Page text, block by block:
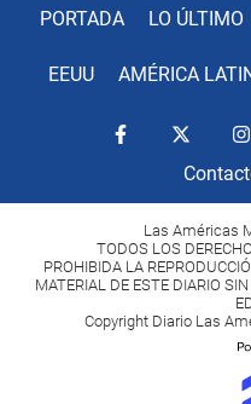
PORTADA LO ÚLTIMO
EEUU AMÉRICA
Las Américas
TODOS LOS
PROHIBIDA LA
MATERIAL DE ESTE DIARIO
Copyright Diario Las